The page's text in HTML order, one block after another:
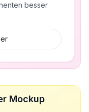
besser
Mockup